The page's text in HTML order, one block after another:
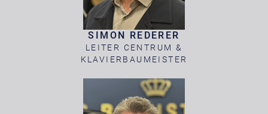
SIMON REDERER
LEITER CENTRUM &
KLAVIERBAUMEISTER